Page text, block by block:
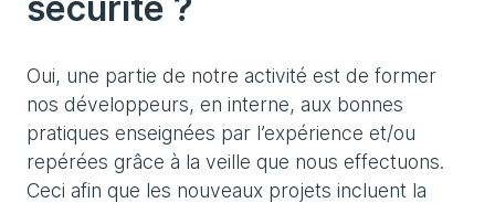
Oui, une partie de notre activité est de former
nos développeurs, en interne, aux bonnes
pratiques enseignées par l’expérience et/ou
repérées grâce à la veille que nous effectuons.
Ceci afin que les nouveaux projets incluent la